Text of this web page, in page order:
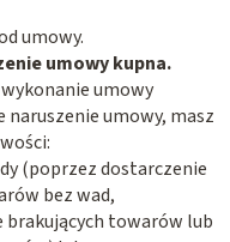
umowy.
umowy kupna.
umowy
umowy, masz
(poprzez dostarczenie
bez wad,
brakujących towarów lub